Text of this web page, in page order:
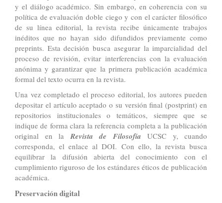
y el diálogo académico. Sin embargo, en coherencia con su
política de evaluación doble ciego y con el carácter filosófico
de su línea editorial, la revista recibe únicamente trabajos
inéditos que no hayan sido difundidos previamente como
preprints. Esta decisión busca asegurar la imparcialidad del
proceso de revisión, evitar interferencias con la evaluación
anónima y garantizar que la primera publicación académica
formal del texto ocurra en la revista.
Una vez completado el proceso editorial, los autores pueden
depositar el artículo aceptado o su versión final (postprint) en
repositorios institucionales o temáticos, siempre que se
indique de forma clara la referencia completa a la publicación
original en laRevista de Filosofía UCSC y, cuando
corresponda, el enlace al DOI. Con ello, la revista busca
equilibrar la difusión abierta del conocimiento con el
cumplimiento riguroso de los estándares éticos de publicación
académica.
Preservación digital